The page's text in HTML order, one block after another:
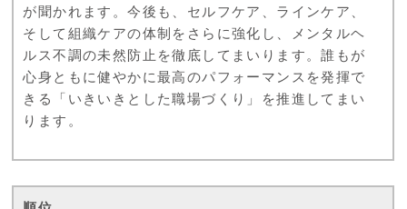
が聞かれます。今後も、セルフケア、ラインケア、
そして組織ケアの体制をさらに強化し、メンタルヘ
ルス不調の未然防止を徹底してまいります。誰もが
心身ともに健やかに最高のパフォーマンスを発揮で
きる「いきいきとした職場づくり」を推進してまい
ります。